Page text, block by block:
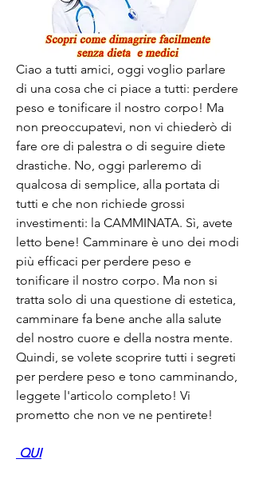
Ciao a tutti amici, oggi voglio parlare
di una cosa che ci piace a tutti: perdere
peso e tonificare il nostro corpo! Ma
non preoccupatevi, non vi chiederò di
fare ore di palestra o di seguire diete
drastiche. No, oggi parleremo di
qualcosa di semplice, alla portata di
tutti e che non richiede grossi
investimenti: la CAMMINATA. Sì, avete
letto bene! Camminare è uno dei modi
più efficaci per perdere peso e
tonificare il nostro corpo. Ma non si
tratta solo di una questione di estetica,
camminare fa bene anche alla salute
del nostro cuore e della nostra mente.
Quindi, se volete scoprire tutti i segreti
per perdere peso e tono camminando,
leggete l'articolo completo! Vi
prometto che non ve ne pentirete!
QUI